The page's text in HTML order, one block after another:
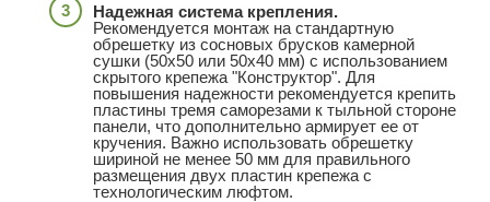
Надежная система крепления.
Рекомендуется монтаж на стандартную
обрешетку из сосновых брусков камерной
сушки (50x50 или 50x40 мм) с использованием
скрытого крепежа "Конструктор". Для
повышения надежности рекомендуется крепить
пластины тремя саморезами к тыльной стороне
панели, что дополнительно армирует ее от
кручения. Важно использовать обрешетку
шириной не менее 50 мм для правильного
размещения двух пластин крепежа с
технологическим люфтом.